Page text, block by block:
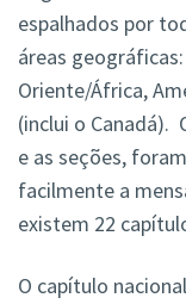
espalhados por
áreas
Oriente/África,
(inclui o Canadá).
e as seções,
facilmente a
existem 22
O capítulo